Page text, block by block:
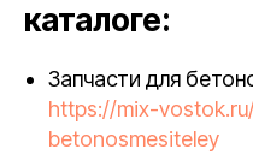
каталоге:
Запчасти для
https://mix-
betonosmesiteley